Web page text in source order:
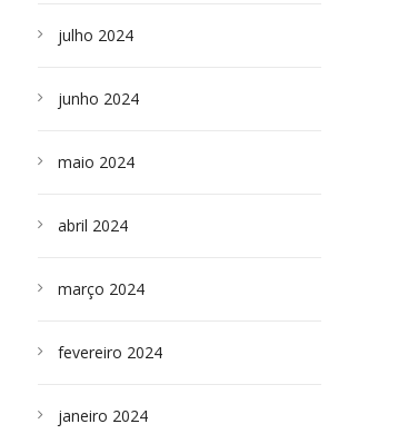
julho 2024
junho 2024
maio 2024
abril 2024
março 2024
fevereiro 2024
janeiro 2024